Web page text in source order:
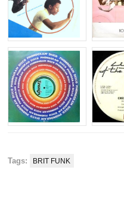
Tags: BRIT FUNK